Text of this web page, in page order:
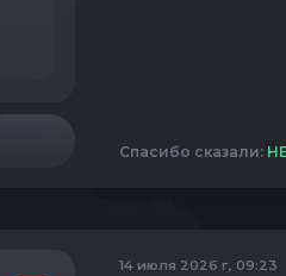
Спасибо сказали:
14 июля 2026 г, 09:23